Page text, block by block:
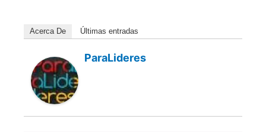
Acerca De Últimas entradas
ParaLideres